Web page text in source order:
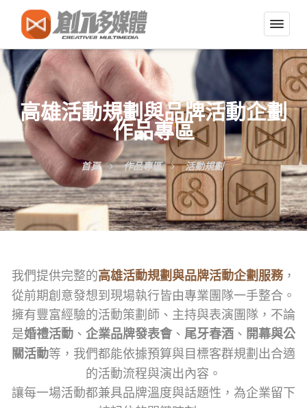
切
換
導
覽
選
單
高雄活動規劃與品牌活動企劃
作品專區
首頁 作品專區 活動規劃
我們提供完整的高雄活動規劃與品牌活動企劃服務，
從前期創意發想到現場執行皆由專業團隊一手整合。
擁有豐富經驗的活動策劃師、主持與表演團隊，不論
是婚禮活動 、 企業品牌發表會、 尾牙春酒 、 開幕與公
關活動等，我們都能依據預算與目標客群規劃出合適
的活動流程與演出內容。
讓每一場活動都兼具品牌溫度與話題性，為企業留下